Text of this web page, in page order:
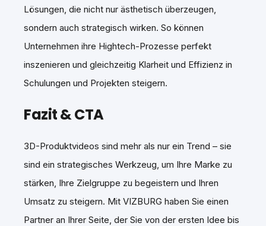
Lösungen, die nicht nur ästhetisch überzeugen,
sondern auch strategisch wirken. So können
Unternehmen ihre Hightech-Prozesse perfekt
inszenieren und gleichzeitig Klarheit und Effizienz in
Schulungen und Projekten steigern.
Fazit & CTA
3D-Produktvideos sind mehr als nur ein Trend – sie
sind ein strategisches Werkzeug, um Ihre Marke zu
stärken, Ihre Zielgruppe zu begeistern und Ihren
Umsatz zu steigern. Mit VIZBURG haben Sie einen
Partner an Ihrer Seite, der Sie von der ersten Idee bis